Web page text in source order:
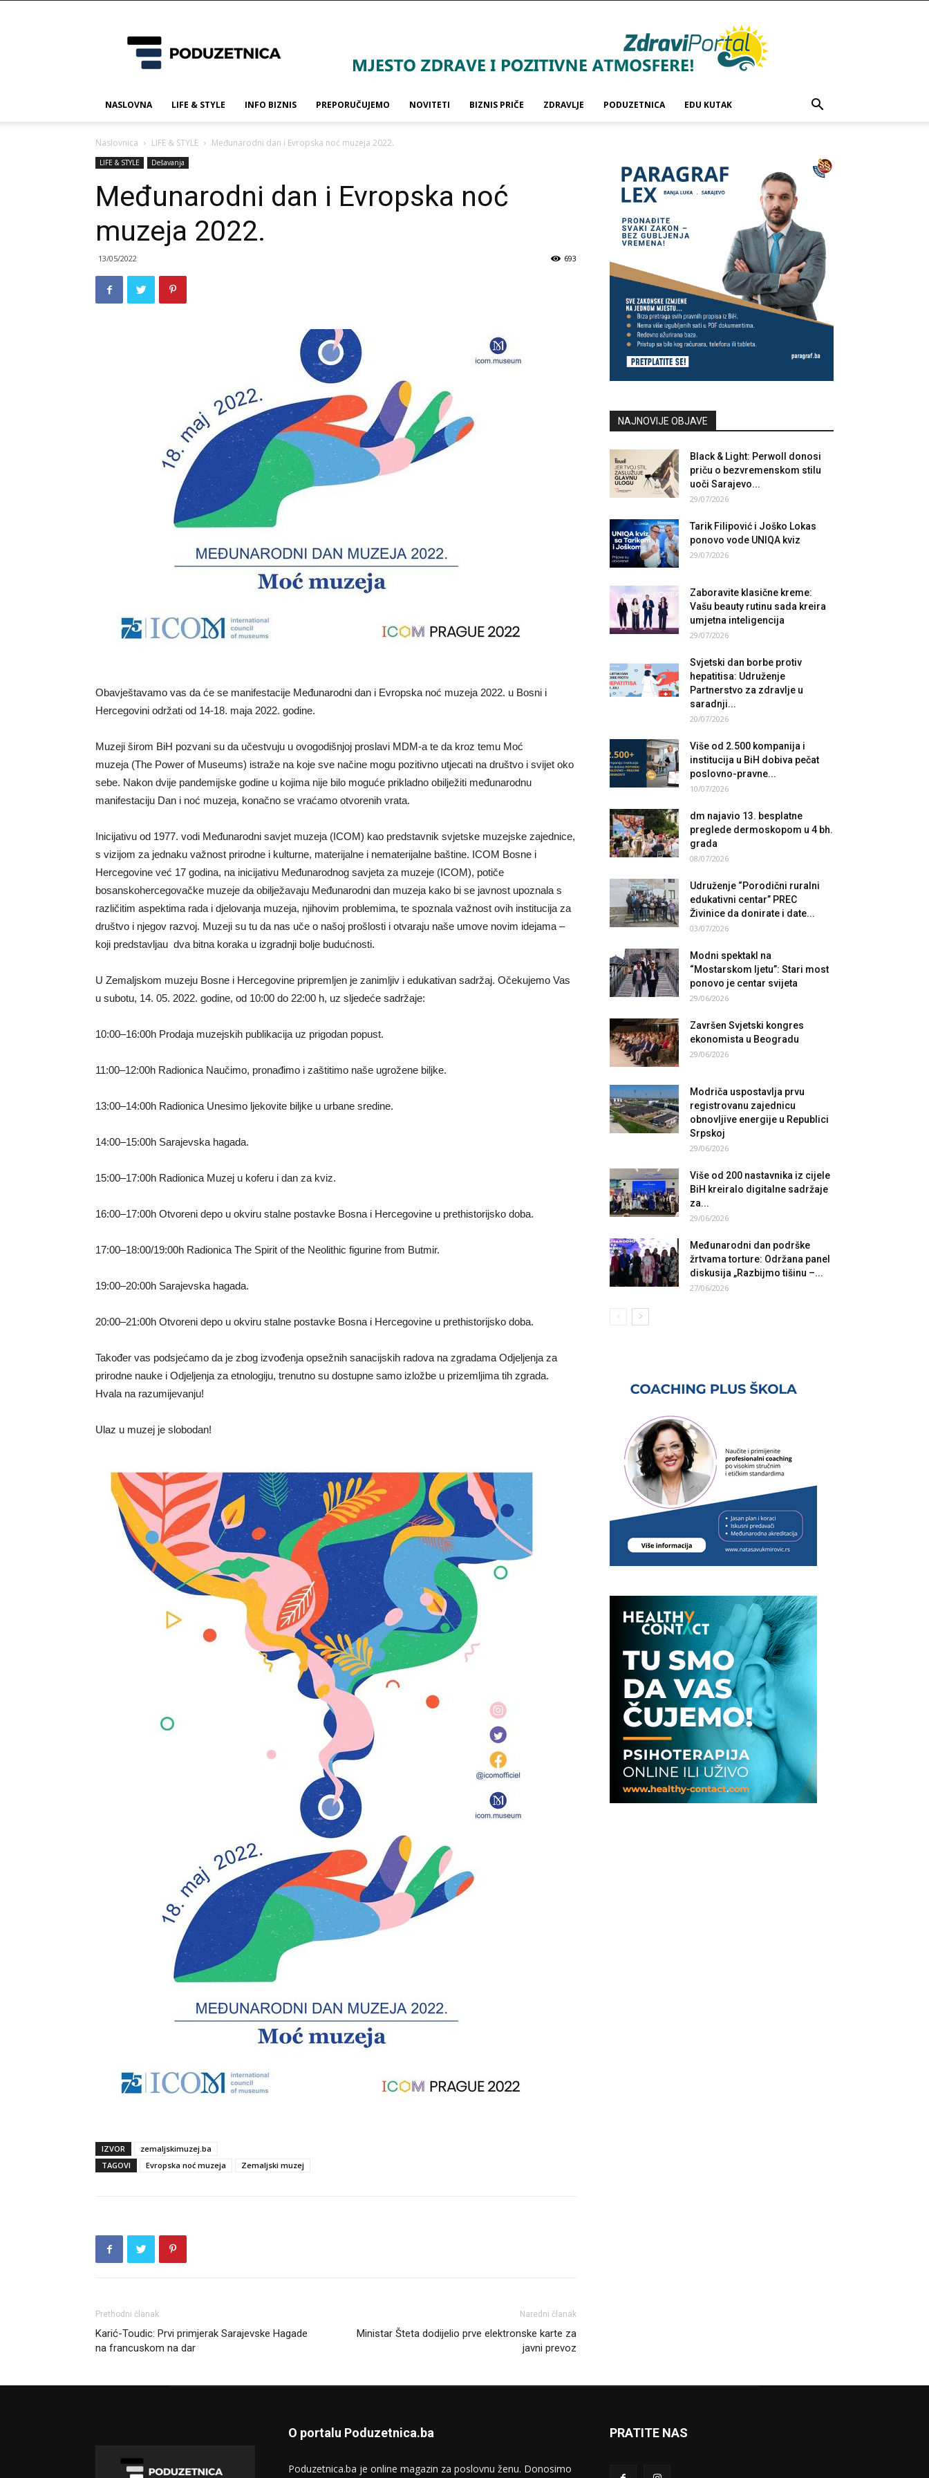
NASLOVNA LIFE & STYLE INFO BIZNIS PREPORUČUJEMO NOVITETI BIZNIS PRIČE ZDRAVLJE PODUZETNICA EDU KUTAK
Naslovnica LIFE & STYLE Međunarodni dan i Evropska noć muzeja 2022.
LIFE & STYLE Dešavanja
Međunarodni dan i Evropska noć
muzeja 2022.
13/05/2022 693
Obavještavamo vas da će se manifestacije Međunarodni dan i Evropska noć muzeja 2022. u Bosni i
Hercegovini održati od 14-18. maja 2022. godine.
Muzeji širom BiH pozvani su da učestvuju u ovogodišnjoj proslavi MDM-a te da kroz temu Moć
muzeja (The Power of Museums) istraže na koje sve načine mogu pozitivno utjecati na društvo i svijet oko
sebe. Nakon dvije pandemijske godine u kojima nije bilo moguće prikladno obilježiti međunarodnu
manifestaciju Dan i noć muzeja, konačno se vraćamo otvorenih vrata.
Inicijativu od 1977. vodi Međunarodni savjet muzeja (ICOM) kao predstavnik svjetske muzejske zajednice,
s vizijom za jednaku važnost prirodne i kulturne, materijalne i nematerijalne baštine. ICOM Bosne i
Hercegovine već 17 godina, na inicijativu Međunarodnog savjeta za muzeje (ICOM), potiče
bosanskohercegovačke muzeje da obilježavaju Međunarodni dan muzeja kako bi se javnost upoznala s
različitim aspektima rada i djelovanja muzeja, njihovim problemima, te spoznala važnost ovih institucija za
društvo i njegov razvoj. Muzeji su tu da nas uče o našoj prošlosti i otvaraju naše umove novim idejama –
koji predstavljau dva bitna koraka u izgradnji bolje budućnosti.
U Zemaljskom muzeju Bosne i Hercegovine pripremljen je zanimljiv i edukativan sadržaj. Očekujemo Vas
u subotu, 14. 05. 2022. godine, od 10:00 do 22:00 h, uz sljedeće sadržaje:
10:00–16:00h Prodaja muzejskih publikacija uz prigodan popust.
11:00–12:00h Radionica Naučimo, pronađimo i zaštitimo naše ugrožene biljke.
13:00–14:00h Radionica Unesimo ljekovite biljke u urbane sredine.
14:00–15:00h Sarajevska hagada.
15:00–17:00h Radionica Muzej u koferu i dan za kviz.
16:00–17:00h Otvoreni depo u okviru stalne postavke Bosna i Hercegovine u prethistorijsko doba.
17:00–18:00/19:00h Radionica The Spirit of the Neolithic figurine from Butmir.
19:00–20:00h Sarajevska hagada.
20:00–21:00h Otvoreni depo u okviru stalne postavke Bosna i Hercegovine u prethistorijsko doba.
Također vas podsjećamo da je zbog izvođenja opsežnih sanacijskih radova na zgradama Odjeljenja za
prirodne nauke i Odjeljenja za etnologiju, trenutno su dostupne samo izložbe u prizemljima tih zgrada.
Hvala na razumijevanju!
Ulaz u muzej je slobodan!
IZVOR
zemaljskimuzej.ba
TAGOVI
Evropska noć muzeja Zemaljski muzej
Prethodni članak
Karić-Toudic: Prvi primjerak Sarajevske Hagade
na francuskom na dar
Naredni članak
Ministar Šteta dodijelio prve elektronske karte za
javni prevoz
NAJNOVIJE OBJAVE
Black & Light: Perwoll donosi
priču o bezvremenskom stilu
uoči Sarajevo...
29/07/2026
Tarik Filipović i Joško Lokas
ponovo vode UNIQA kviz
29/07/2026
Zaboravite klasične kreme:
Vašu beauty rutinu sada kreira
umjetna inteligencija
29/07/2026
Svjetski dan borbe protiv
hepatitisa: Udruženje
Partnerstvo za zdravlje u
saradnji...
20/07/2026
Više od 2.500 kompanija i
institucija u BiH dobiva pečat
poslovno-pravne...
10/07/2026
dm najavio 13. besplatne
preglede dermoskopom u 4 bh.
grada
08/07/2026
Udruženje “Porodični ruralni
edukativni centar” PREC
Živinice da donirate i date...
03/07/2026
Modni spektakl na
“Mostarskom ljetu”: Stari most
ponovo je centar svijeta
29/06/2026
Završen Svjetski kongres
ekonomista u Beogradu
29/06/2026
Modriča uspostavlja prvu
registrovanu zajednicu
obnovljive energije u Republici
Srpskoj
29/06/2026
Više od 200 nastavnika iz cijele
BiH kreiralo digitalne sadržaje
za...
29/06/2026
Međunarodni dan podrške
žrtvama torture: Održana panel
diskusija „Razbijmo tišinu –...
27/06/2026
O portalu Poduzetnica.ba
Poduzetnica.ba je online magazin za poslovnu ženu. Donosimo
PRATITE NAS